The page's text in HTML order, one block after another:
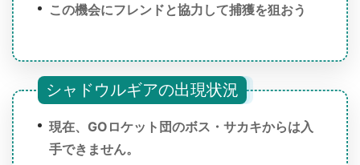
この機会にフレンドと協力して捕獲を狙おう
シャドウルギアの出現状況
現在、GOロケット団のボス・サカキからは入
手できません。